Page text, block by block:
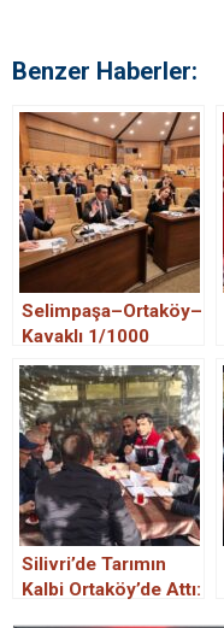
Benzer Haberler:
Selimpaşa–Ortaköy–
Kavaklı 1/1000
Ölçekli İmar Planı
Oybirliğiyle Kabul
Edildi.
Silivri’de Tarımın
Kalbi Ortaköy’de Attı: